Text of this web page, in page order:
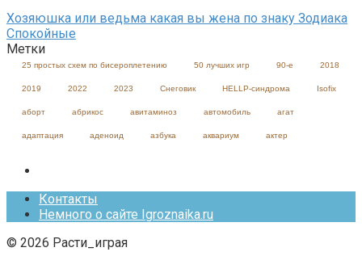
Хозяюшка или ведьма какая вы жена по знаку Зодиака
Спокойные
Метки
25 простых схем по бисероплетению 50 лучших игр 90-е 2018
2019 2022 2023 Cнеговик HELLP-синдрома Isofix
аборт абрикос авитаминоз автомобиль агат
адаптация аденоид азбука аквариум актер
Контакты
Немного о сайте Igroznaika.ru
© 2026 Расти_играя